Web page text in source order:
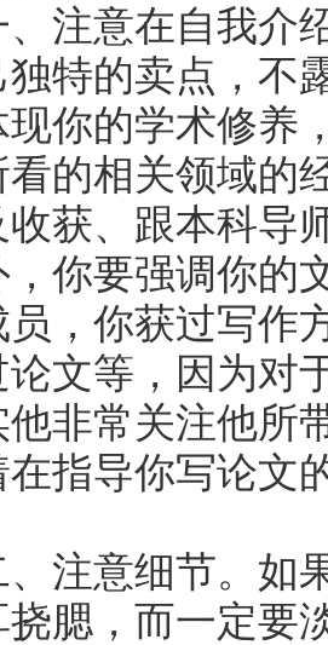
意在自我介绍
特的卖点，不
你的学术修养
看的相关领域的
获、跟本科导
要强调你的文
，你获过写作
论文等，因为对
非常关注他所
在指导你写论文
意细节。如果
腮，而一定要